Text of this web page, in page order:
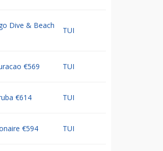
Dive & Beach
TUI
€569 TUI
€614 TUI
€594 TUI